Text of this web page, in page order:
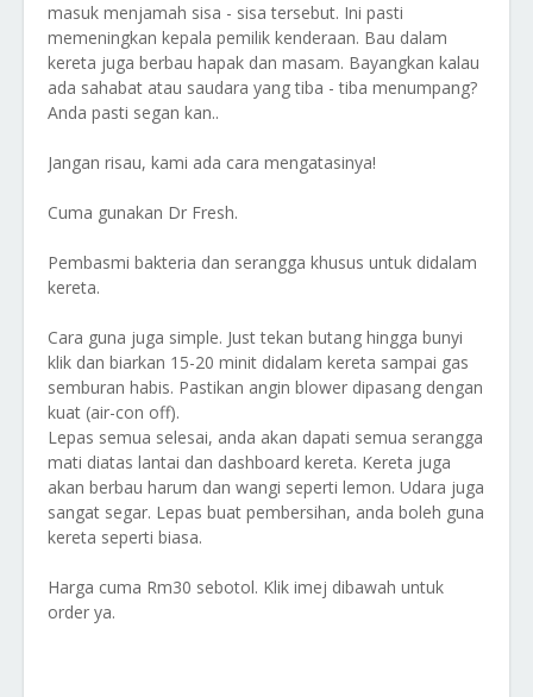
masuk menjamah sisa - sisa tersebut. Ini pasti
memeningkan kepala pemilik kenderaan. Bau dalam
kereta juga berbau hapak dan masam. Bayangkan kalau
ada sahabat atau saudara yang tiba - tiba menumpang?
Anda pasti segan kan..
Jangan risau, kami ada cara mengatasinya!
Cuma gunakan Dr Fresh.
Pembasmi bakteria dan serangga khusus untuk didalam
kereta.
Cara guna juga simple. Just tekan butang hingga bunyi
klik dan biarkan 15-20 minit didalam kereta sampai gas
semburan habis. Pastikan angin blower dipasang dengan
kuat (air-con off).
Lepas semua selesai, anda akan dapati semua serangga
mati diatas lantai dan dashboard kereta. Kereta juga
akan berbau harum dan wangi seperti lemon. Udara juga
sangat segar. Lepas buat pembersihan, anda boleh guna
kereta seperti biasa.
Harga cuma Rm30 sebotol. Klik imej dibawah untuk
order ya.